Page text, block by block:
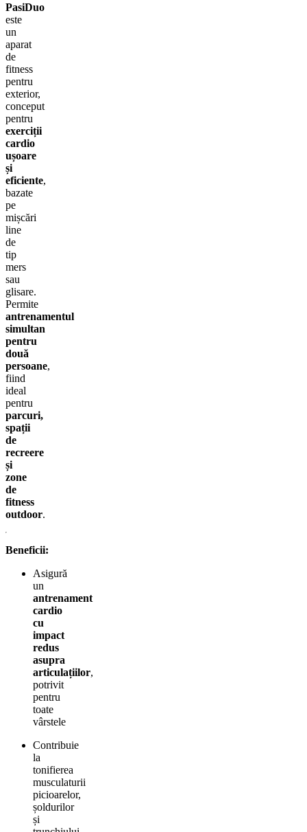
PasiDuo
este
un
aparat
de
fitness
pentru
exterior,
conceput
pentru
exerciții
cardio
ușoare
și
eficiente,
bazate
pe
mișcări
line
de
tip
mers
sau
glisare.
Permite
antrenamentul
simultan
pentru
două
persoane,
fiind
ideal
pentru
parcuri,
spații
de
recreere
și
zone
de
fitness
outdoor.
Beneficii:
Asigură
un
antrenament
cardio
cu
impact
redus
asupra
articulațiilor,
potrivit
pentru
toate
vârstele
Contribuie
la
tonifierea
musculaturii
picioarelor,
șoldurilor
și